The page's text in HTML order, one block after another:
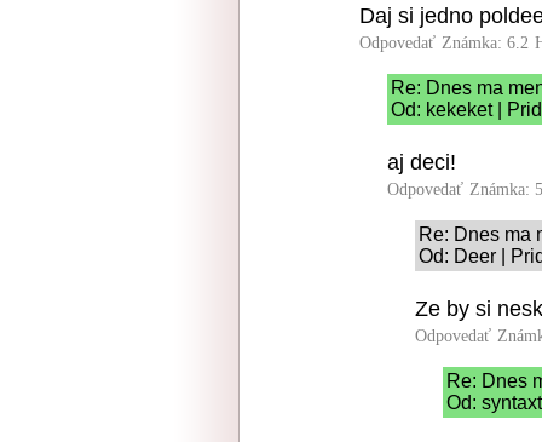
Daj si jedno
Odpovedať Známka: 6.2
Re: Dnes ma
Od: kekeket |
aj deci!
Odpovedať Známka:
Re: Dnes ma
Od: Deer |
Ze by si
Odpovedať
Re: Dnes
Od: